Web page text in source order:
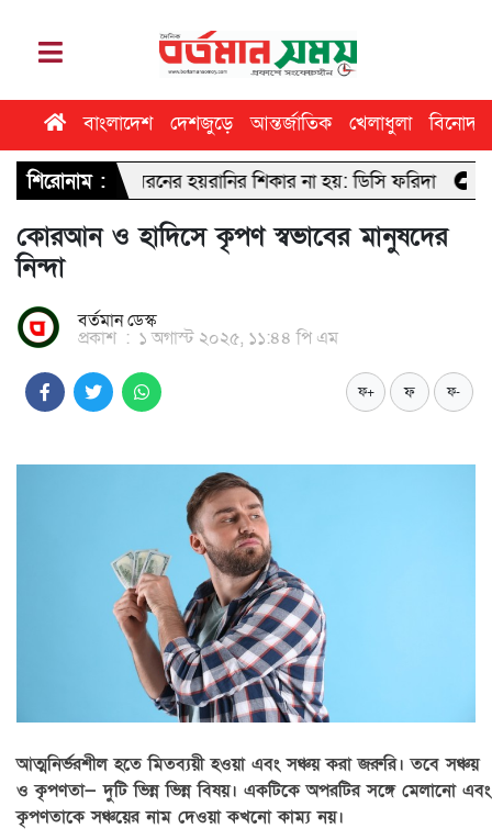
বাংলাদেশ দেশজুড়ে আন্তর্জাতিক খেলাধুলা বিনোদন
শিরোনাম :
ধরনের হয়রানির শিকার না হয়: ডিসি ফরিদা ঢাবি সাংবাদিকতা
কোরআন ও হাদিসে কৃপণ স্বভাবের মানুষদের
নিন্দা
বর্তমান ডেস্ক
প্রকাশ : ১ অগাস্ট ২০২৫, ১১:৪৪ পি এম
ফ+ ফ ফ-
আত্মনির্ভরশীল হতে মিতব্যয়ী হওয়া এবং সঞ্চয় করা জরুরি। তবে সঞ্চয়
ও কৃপণতা— দুটি ভিন্ন ভিন্ন বিষয়। একটিকে অপরটির সঙ্গে মেলানো এবং
কৃপণতাকে সঞ্চয়ের নাম দেওয়া কখনো কাম্য নয়।